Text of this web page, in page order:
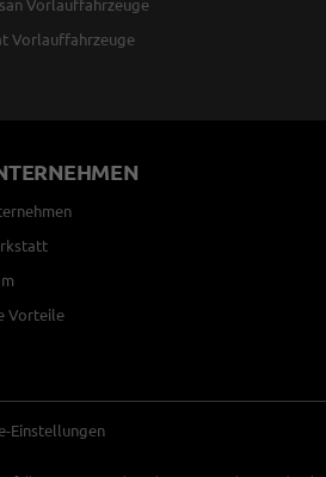
Vorlauffahrzeuge
Vorlauffahrzeuge
Vorteile
Einstellungen